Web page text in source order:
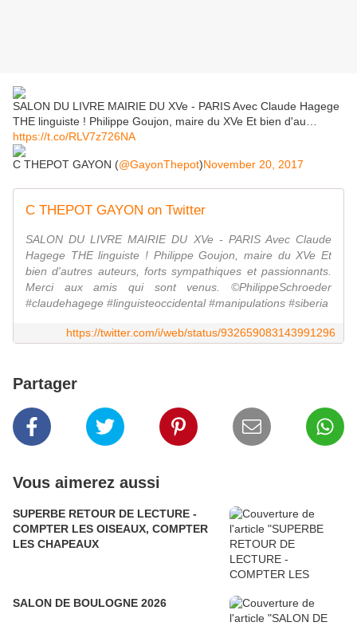
SALON DU LIVRE MAIRIE DU XVe - PARIS Avec Claude Hagege
THE linguiste ! Philippe Goujon, maire du XVe Et bien d'au…
https://t.co/RLV7z726NA
C THEPOT GAYON (@GayonThepot)November 20, 2017
C THEPOT GAYON on Twitter
SALON DU LIVRE MAIRIE DU XVe - PARIS Avec Claude
Hagege THE linguiste ! Philippe Goujon, maire du XVe Et
bien d'autres auteurs, forts sympathiques et passionnants.
Merci aux amis qui sont venus. ©PhilippeSchroeder
#claudehagege #linguisteoccidental #manipulations #siberia
https://twitter.com/i/web/status/932659083143991296
Partager
Vous aimerez aussi
SUPERBE RETOUR DE LECTURE -
COMPTER LES OISEAUX, COMPTER
LES CHAPEAUX
SALON DE BOULOGNE 2026